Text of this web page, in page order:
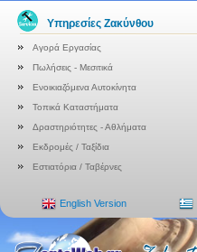
Υπηρεσίες Ζακύνθου
Αγορά Εργασίας
Πωλήσεις - Μεσιτικά
Ενοικιαζόμενα Αυτοκίνητα
Τοπικά Καταστήματα
Δραστηριότητες - Αθλήματα
Εκδρομές / Ταξίδια
Εστιατόρια / Ταβέρνες
English Version